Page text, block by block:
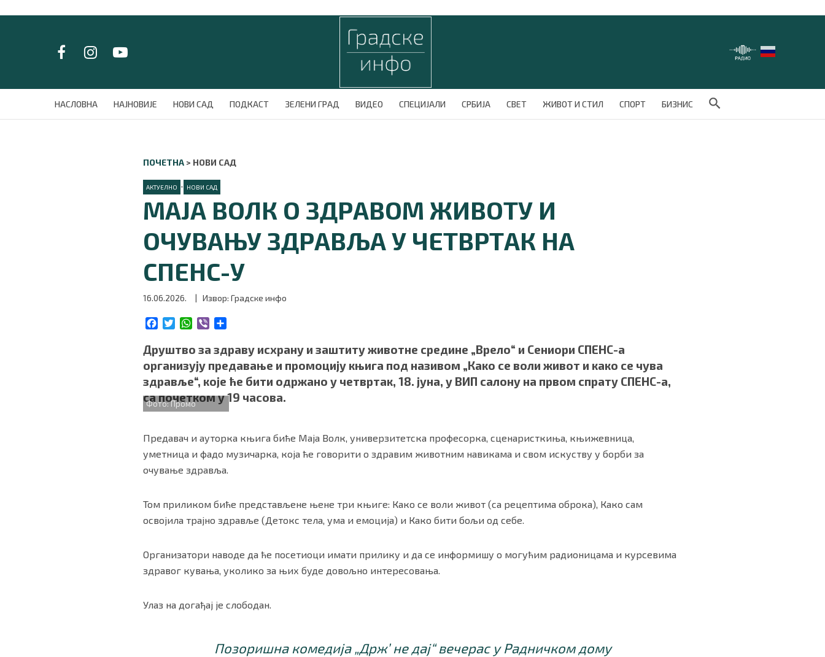
НАСЛОВНА НАЈНОВИЈЕ НОВИ САД ПОДКАСТ ЗЕЛЕНИ ГРАД ВИДЕО СПЕЦИЈАЛИ СРБИЈА СВЕТ ЖИВОТ И СТИЛ СПОРТ БИЗНИС
Search Button
ПОЧЕТНА > НОВИ САД
АКТУЕЛНО • НОВИ САД
МАЈА ВОЛК О ЗДРАВОМ ЖИВОТУ И
ОЧУВАЊУ ЗДРАВЉА У ЧЕТВРТАК НА
СПЕНС-У
16.06.2026. | Извор: Градске инфо
c
e
b
o
o
k
i
t
e
r
W
a
s
A
p
p
b
r
a
r
e
Друштво за здраву исхрану и заштиту животне средине „Врело“ и Сениори СПЕНС-а
организују предавање и промоцију књига под називом „Како се воли живот и како се чува
здравље“, које ће бити одржано у четвртак, 18. јуна, у ВИП салону на првом спрату СПЕНС-а,
са почетком у 19 часова.
Фото: Промо
Предавач и ауторка књига биће Маја Волк, универзитетска професорка, сценаристкиња, књижевница,
уметница и фадо музичарка, која ће говорити о здравим животним навикама и свом искуству у борби за
очување здравља.
Том приликом биће представљене њене три књиге: Како се воли живот (са рецептима оброка), Како сам
освојила трајно здравље (Детокс тела, ума и емоција) и Како бити бољи од себе.
Организатори наводе да ће посетиоци имати прилику и да се информишу о могућим радионицама и курсевима
здравог кувања, уколико за њих буде довољно интересовања.
Улаз на догађај је слободан.
Позоришна комедија „Држ’ не дај“ вечерас у Радничком дому
НАСЛОВНА
НАЈНОВИЈЕ
redakcija@gradskeinfo.rs
ПРАТИТЕ НАС
Услови коришћења| Политика приватности|О нама